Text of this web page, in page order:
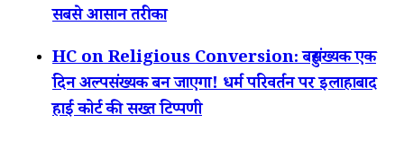
सबसे आसान तरीका
HC on Religious Conversion: बहुसंख्यक एक
दिन अल्पसंख्यक बन जाएगा! धर्म परिवर्तन पर इलाहाबाद
हाई कोर्ट की सख्त टिप्पणी